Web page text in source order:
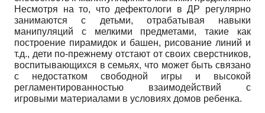
Несмотря на то, что дефектологи в ДР регулярно
занимаются с детьми, отрабатывая навыки
манипуляций с мелкими предметами, такие как
построение пирамидок и башен, рисование линий и
т.д., дети по-прежнему отстают от своих сверстников,
воспитывающихся в семьях, что может быть связано
с недостатком свободной игры и высокой
регламентированностью взаимодействий с
игровыми материалами в условиях домов ребенка.